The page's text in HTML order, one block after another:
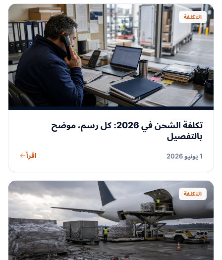
التكلفة
تكلفة الشحن في 2026: كل رسم، موضح
بالتفصيل
1 يونيو 2026 اقرأ
التكلفة